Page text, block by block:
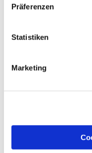
Präferenzen
Statistiken
Marketing
Dies könnte